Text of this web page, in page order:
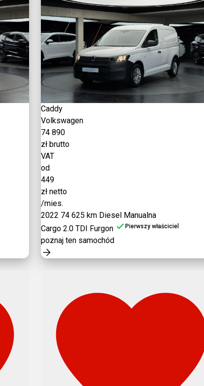
Caddy
Volkswagen
74 890
zł brutto
VAT
od
449
zł netto
/mies.
2022 74 625 km Diesel Manualna
Cargo 2.0 TDI Furgon
Pierwszy właściciel
poznaj ten samochód